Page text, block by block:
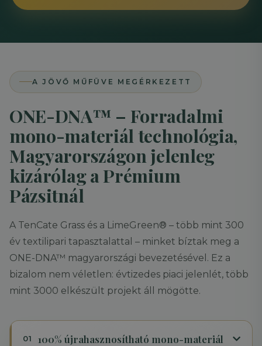
A JÖVŐ MŰFÜVE MEGÉRKEZETT
ONE-DNA™ – Forradalmi
mono-materiál technológia,
Magyarországon jelenleg
kizárólag a Prémium
Pázsitnál
A TenCate Grass és a LimeGreen® – több mint 300
év textilipari tapasztalattal – minket bíztak meg a
ONE-DNA™ magyarországi bevezetésével. Ez a
bizalom nem véletlen: évtizedes piaci jelenlét, több
mint 3000 elkészült projekt áll mögötte.
01 100% újrahasznosítható mono-materiál